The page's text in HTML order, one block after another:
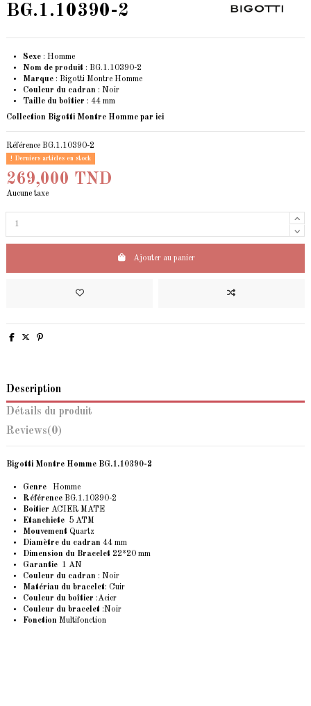
BG.1.10390-2
Sexe : Homme
Nom de produit : BG.1.10390-2
Marque : Bigotti Montre Homme
Couleur du cadran : Noir
Taille du boîtier : 44 mm
Collection Bigotti Montre Homme par ici
Référence BG.1.10390-2
Derniers articles en stock
269,000 TND
Aucune taxe
Ajouter au panier
Description
Détails du produit
Reviews(0)
Bigotti Montre Homme BG.1.10390-2
Genre Homme
Référence BG.1.10390-2
Boitier ACIER MATE
Etanchiete 5 ATM
Mouvement Quartz
Diamètre du cadran 44 mm
Dimension du Bracelet 22*20 mm
Garantie 1 AN
Couleur du cadran : Noir
Matériau du bracelet: Cuir
Couleur du boîtier :Acier
Couleur du bracelet :Noir
Fonction Multifonction